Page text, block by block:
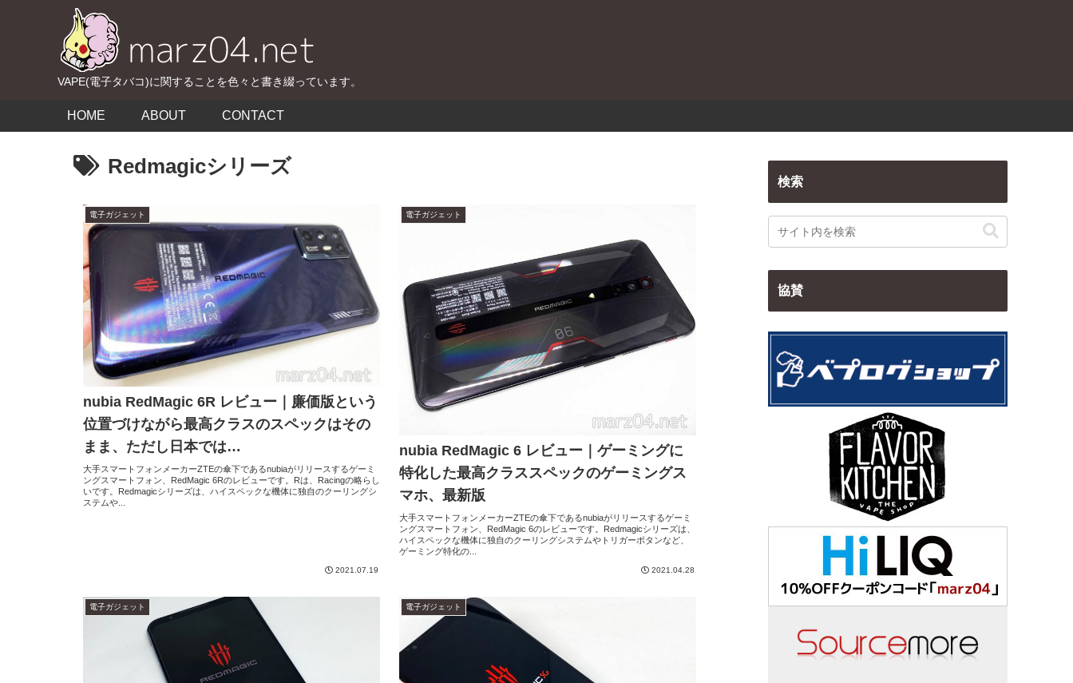
VAPE(電子タバコ)に関することを色々と書き綴っています。
HOME ABOUT CONTACT
Redmagicシリーズ
電子ガジェット
nubia RedMagic 6R レビュー｜廉価版という
位置づけながら最高クラスのスペックはその
まま、ただし日本では…
大手スマートフォンメーカーZTEの傘下であるnubiaがリリースするゲーミ
ングスマートフォン、RedMagic 6Rのレビューです。Rは、Racingの略らし
いです。Redmagicシリーズは、ハイスペックな機体に独自のクーリングシ
ステムや...
2021.07.19
電子ガジェット
nubia RedMagic 6 レビュー｜ゲーミングに
特化した最高クラススペックのゲーミングス
マホ、最新版
大手スマートフォンメーカーZTEの傘下であるnubiaがリリースするゲーミ
ングスマートフォン、RedMagic 6のレビューです。Redmagicシリーズは、
ハイスペックな機体に独自のクーリングシステムやトリガーボタンなど、
ゲーミング特化の...
2021.04.28
電子ガジェット 電子ガジェット
検索
協賛